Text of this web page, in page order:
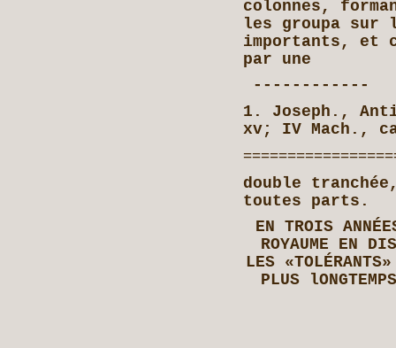
colonnes,
les groupa sur
importants, et
par une
------------
1. Joseph.,
xv; IV Mach.,
double
toutes parts.
EN TROIS
ROYAUME EN
LES
PLUS